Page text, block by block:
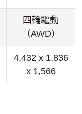
四輪驅動
（AWD）
4,432 x 1,836
x 1,566